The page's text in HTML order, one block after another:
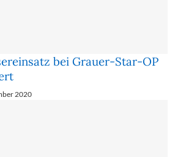
bei Grauer-Star-OP
2020